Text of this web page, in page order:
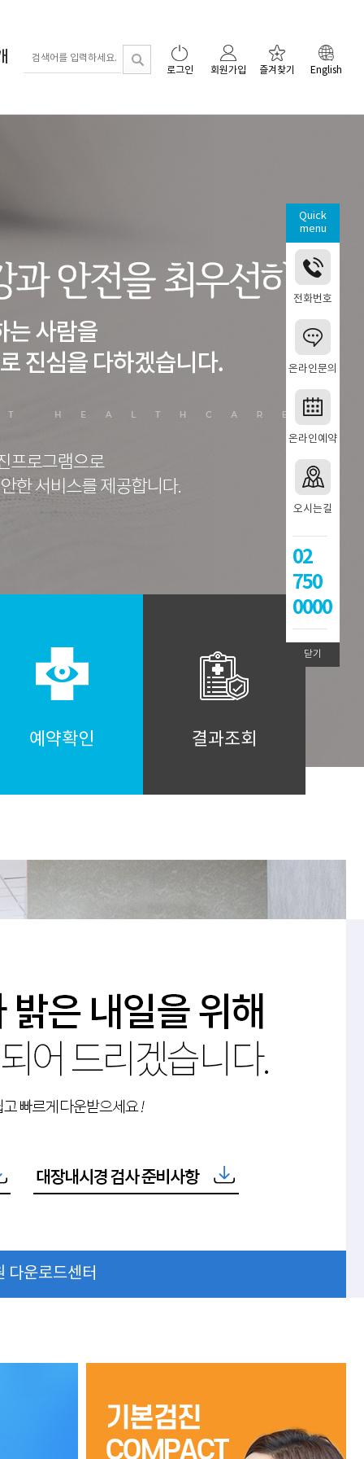
Quick
menu
전화번호
온라인문의
온라인예약
오시는길
02
750
0000
닫기
로그인 회원가입 즐겨찾기 English
예약확인 결과조회
다운로드센터